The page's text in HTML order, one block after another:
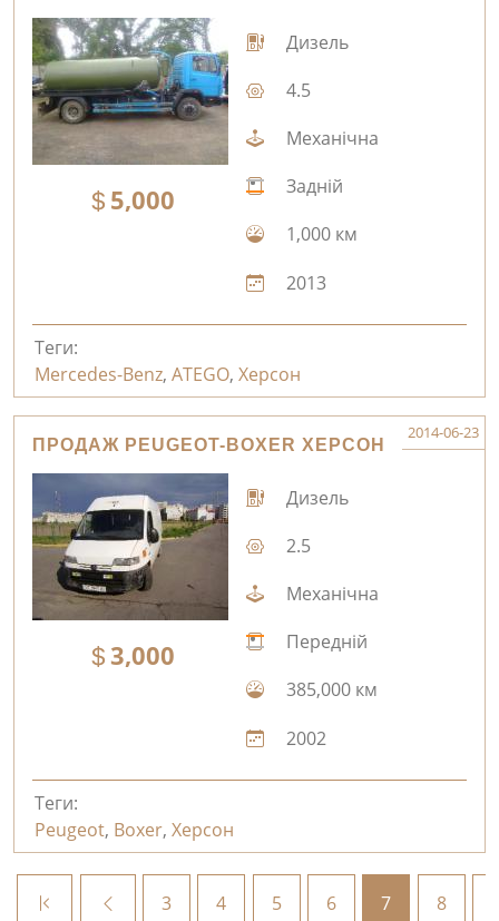
5,000
Дизель
4.5
Механічна
Задній
1,000 км
2013
Теги:
Mercedes-Benz, ATEGO, Херсон
ПРОДАЖ PEUGEOT-BOXER ХЕРСОН
2014-06-23
3,000
Дизель
2.5
Механічна
Передній
385,000 км
2002
Теги:
Peugeot, Boxer, Херсон
3 4 5 6 7 8